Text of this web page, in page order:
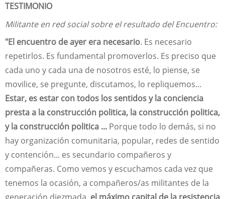
TESTIMONIO
Militante en red social sobre el resultado del Encuentro:
"El encuentro de ayer era necesario. Es necesario
repetirlos. Es fundamental promoverlos. Es preciso que
cada uno y cada una de nosotros esté, lo piense, se
movilice, se pregunte, discutamos, lo repliquemos...
Estar, es estar con todos los sentidos y la conciencia
presta a la construcción politica, la construcción politica,
y la construcción politica ... Porque todo lo demás, si no
hay organización comunitaria, popular, redes de sentido
y contención... es secundario compañeros y
compañeras. Como vemos y escuchamos cada vez que
tenemos la ocasión, a compañeros/as militantes de la